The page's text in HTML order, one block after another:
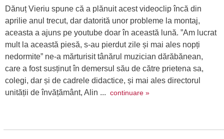
Dănuț Vieriu spune că a plănuit acest videoclip încă din
aprilie anul trecut, dar datorită unor probleme la montaj,
aceasta a ajuns pe youtube doar în această lună. ”Am lucrat
mult la această piesă, s-au pierdut zile și mai ales nopți
nedormite” ne-a mărturisit tânărul muzician dărăbănean,
care a fost susținut în demersul său de către prietena sa,
colegi, dar și de cadrele didactice, și mai ales directorul
unității de învățământ, Alin ... continuare »